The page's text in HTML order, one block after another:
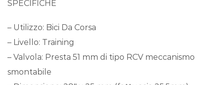
SPECIFICHE
– Utilizzo: Bici Da Corsa
– Livello: Training
– Valvola: Presta 51 mm di tipo RCV meccanismo
smontabile